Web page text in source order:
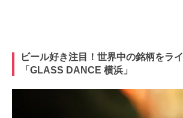
ビール好き注目！世界中の銘柄をラ
「GLASS DANCE 横浜」